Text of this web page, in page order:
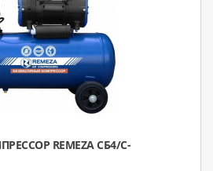
REMEZA СБ4/C-